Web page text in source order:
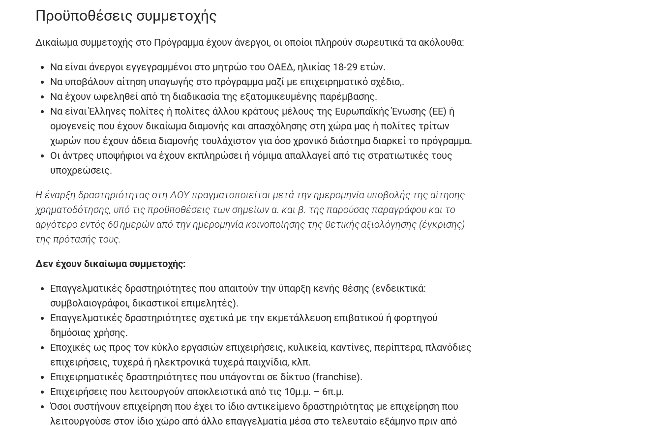
Προϋποθέσεις συμμετοχής
Δικαίωμα συμμετοχής στο Πρόγραμμα έχουν άνεργοι, οι οποίοι πληρούν σωρευτικά τα ακόλουθα:
Να είναι άνεργοι εγγεγραμμένοι στο μητρώο του ΟΑΕΔ, ηλικίας 18-29 ετών.
Να υποβάλουν αίτηση υπαγωγής στο πρόγραμμα μαζί με επιχειρηματικό σχέδιο,.
Να έχουν ωφεληθεί από τη διαδικασία της εξατομικευμένης παρέμβασης.
Να είναι Έλληνες πολίτες ή πολίτες άλλου κράτους μέλους της Ευρωπαϊκής Ένωσης (ΕΕ) ή
ομογενείς που έχουν δικαίωμα διαμονής και απασχόλησης στη χώρα μας ή πολίτες τρίτων
χωρών που έχουν άδεια διαμονής τουλάχιστον για όσο χρονικό διάστημα διαρκεί το πρόγραμμα.
Οι άντρες υποψήφιοι να έχουν εκπληρώσει ή νόμιμα απαλλαγεί από τις στρατιωτικές τους
υποχρεώσεις.
Η έναρξη δραστηριότητας στη ΔΟΥ πραγματοποιείται μετά την ημερομηνία υποβολής της αίτησης
χρηματοδότησης, υπό τις προϋποθέσεις των σημείων α. και β. της παρούσας παραγράφου και το
αργότερο εντός 60 ημερών από την ημερομηνία κοινοποίησης της θετικής αξιολόγησης (έγκρισης)
της πρότασής τους.
Δεν έχουν δικαίωμα συμμετοχής:
Επαγγελματικές δραστηριότητες που απαιτούν την ύπαρξη κενής θέσης (ενδεικτικά:
συμβολαιογράφοι, δικαστικοί επιμελητές).
Επαγγελματικές δραστηριότητες σχετικά με την εκμετάλλευση επιβατικού ή φορτηγού
δημόσιας χρήσης.
Εποχικές ως προς τον κύκλο εργασιών επιχειρήσεις, κυλικεία, καντίνες, περίπτερα, πλανόδιες
επιχειρήσεις, τυχερά ή ηλεκτρονικά τυχερά παιχνίδια, κλπ.
Επιχειρηματικές δραστηριότητες που υπάγονται σε δίκτυο (franchise).
Επιχειρήσεις που λειτουργούν αποκλειστικά από τις 10μ.μ. – 6π.μ.
Όσοι συστήνουν επιχείρηση που έχει το ίδιο αντικείμενο δραστηριότητας με επιχείρηση που
λειτουργούσε στον ίδιο χώρο από άλλο επαγγελματία μέσα στο τελευταίο εξάμηνο πριν από